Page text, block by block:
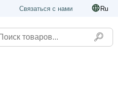
Связаться с нами Ru